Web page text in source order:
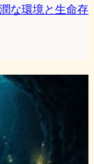
な環境と生命存